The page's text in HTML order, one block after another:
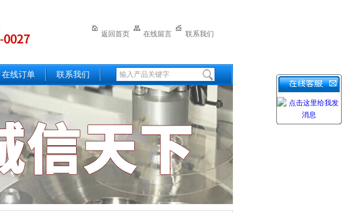
返回首页 在线留言 联系我们
在线订单 联系我们